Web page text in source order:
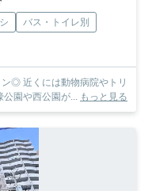
バス・トイレ別
◎ 近くには動物病院やトリ
公園や西公園が... もっと見る